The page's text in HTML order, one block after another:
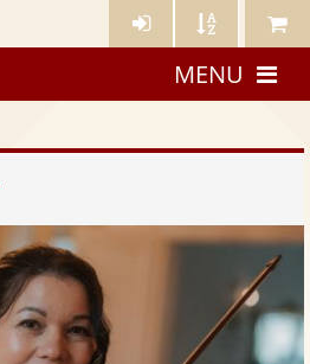
Künstler- Künstler Meine
MENU